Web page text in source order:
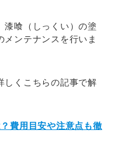
漆喰（しっくい）の塗
メンテナンスを行いま
しくこちらの記事で解
費用目安や注意点も徹